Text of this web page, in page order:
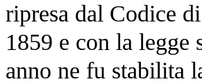
ripresa dal Codice
1859 e con la
anno ne fu stabilita